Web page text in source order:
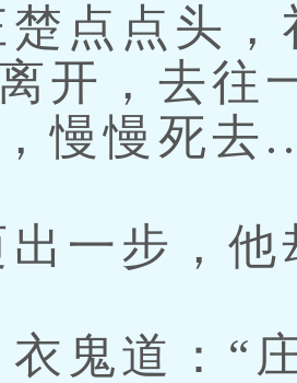
点点头，
开，去往
慢慢死去
一步，他
鬼道：“